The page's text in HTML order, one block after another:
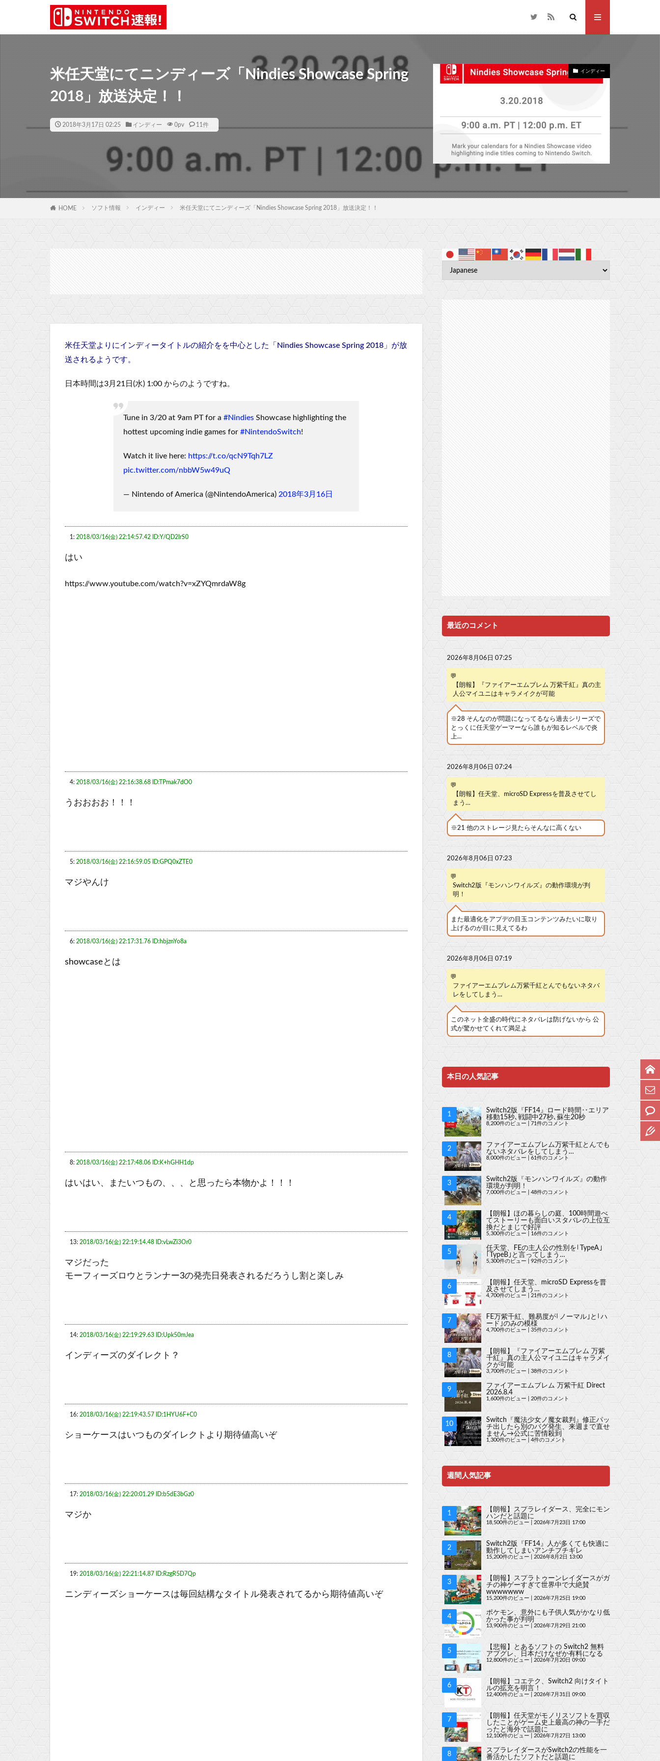
米任天堂にてニンディーズ「Nindies Showcase Spring
2018」放送決定！！
2018年3月17日 02:25 インディー 0pv 11件
インディー
HOME ソフト情報 インディー 米任天堂にてニンディーズ「Nindies Showcase Spring 2018」放送決定！！
米任天堂よりにインディータイトルの紹介をを中心とした
「Nindies Showcase Spring 2018」が放
送されるようです。
日本時間は3月21日(水) 1:00 からのようですね。
Tune in 3/20 at 9am PT for a #Nindies Showcase highlighting the
hottest upcoming indie games for #NintendoSwitch!
Watch it live here: https://t.co/qcN9Tqh7LZ
pic.twitter.com/nbbW5w49uQ
— Nintendo of America (@NintendoAmerica) 2018年3月16日
1: 2018/03/16(金) 22:14:57.42 ID:Y/QD2lrS0
はい
https://www.youtube.com/watch?v=xZYQmrdaW8g
4: 2018/03/16(金) 22:16:38.68 ID:TPmak7dO0
うおおおお！！！
5: 2018/03/16(金) 22:16:59.05 ID:GPQ0xZTE0
マジやんけ
6: 2018/03/16(金) 22:17:31.76 ID:hbjznYo8a
showcaseとは
8: 2018/03/16(金) 22:17:48.06 ID:K+hGHH1dp
はいはい、またいつもの、、、と思ったら本物かよ！！！
13: 2018/03/16(金) 22:19:14.48 ID:vLwZi3Or0
マジだった
モーフィーズロウとランナー3の発売日発表されるだろうし割と楽しみ
14: 2018/03/16(金) 22:19:29.63 ID:Upk50mJea
インディーズのダイレクト？
16: 2018/03/16(金) 22:19:43.57 ID:1HYU6F+C0
ショーケースはいつものダイレクトより期待値高いぞ
17: 2018/03/16(金) 22:20:01.29 ID:b5dE3bGz0
マジか
19: 2018/03/16(金) 22:21:14.87 ID:RzgR5D7Qp
ニンディーズショーケースは毎回結構なタイトル発表されてるから期待値高いぞ
最近のコメント
2026年8月06日 07:25
💬
【朗報】『ファイアーエムブレム 万紫千紅』真の主
人公マイユニはキャラメイクが可能
※28 そんなのが問題になってるなら過去シリーズで
とっくに任天堂ゲーマーなら誰もが知るレベルで炎
上...
2026年8月06日 07:24
💬
【朗報】任天堂、microSD Expressを普及させてし
まう…
※21 他のストレージ見たらそんなに高くない
2026年8月06日 07:23
💬
Switch2版『モンハンワイルズ』の動作環境が判
明！
また最適化をアプデの目玉コンテンツみたいに取り
上げるのが目に見えてるわ
2026年8月06日 07:19
💬
ファイアーエムブレム万紫千紅とんでもないネタバ
レをしてしまう…
このネット全盛の時代にネタバレは防げないから 公
式が驚かせてくれて満足よ
本日の人気記事
Switch2版『FF14』ロード時間‥エリア
移動15秒､戦闘中27秒､蘇生20秒
8,200件のビュー 71件のコメント
ファイアーエムブレム万紫千紅とんでも
ないネタバレをしてしまう…
8,000件のビュー 61件のコメント
Switch2版『モンハンワイルズ』の動作
環境が判明！
7,000件のビュー 48件のコメント
【朗報】ほの暮らしの庭、100時間遊べ
てストーリーも面白いスタバレの上位互
換だとまじで好評
5,300件のビュー 16件のコメント
任天堂、FEの主人公の性別を｢TypeA｣
｢TypeB｣と言ってしまう…
5,300件のビュー|92件のコメント
【朗報】任天堂、microSD Expressを普
及させてしまう…
4,700件のビュー 21件のコメント
FE万紫千紅、難易度が｢ノーマル｣と｢ハ
ード｣のみの模様
4,700件のビュー 35件のコメント
【朗報】『ファイアーエムブレム 万紫
千紅』真の主人公マイユニはキャラメイ
クが可能
3,700件のビュー 38件のコメント
ファイアーエムブレム 万紫千紅 Direct
2026.8.4
1,600件のビュー 20件のコメント
Switch『魔法少女ノ魔女裁判』修正パッ
チ出したら別のバグ発生、来週まで直せ
ません→公式に苦情殺到
1,300件のビュー 4件のコメント
週間人気記事
【朗報】スプラレイダース、完全にモン
ハンだと話題に
18,500件のビュー |2026年7月23日 17:00
Switch2版『FF14』人が多くても快適に
動作してしまいアンチブチギレ
15,200件のビュー 2026年8月2日 13:00
【朗報】スプラトゥーンレイダースがガ
チの神ゲーすぎて世界中で大絶賛
wwwwwww
15,200件のビュー 2026年7月25日 19:00
ポケモン、意外にも子供人気がかなり低
かった事が判明
13,900件のビュー 2026年7月29日 21:00
【悲報】とあるソフトの Switch2 無料
アプグレ、日本だけなぜか有料になる
12,800件のビュー 2026年7月20日 09:00
【朗報】コエテク、Switch2 向けタイト
ルの拡充を明言！
12,400件のビュー 2026年7月31日 09:00
【朗報】任天堂がモノリスソフトを買収
したことがゲーム史上最高の神の一手だ
ったと海外で話題に
12,100件のビュー 2026年7月27日 13:00
スプラレイダースがSwitch2の性能を一
番活かしたソフトだと話題に